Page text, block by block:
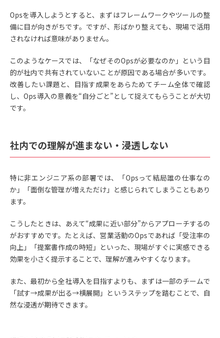
Opsを導入しようとすると、まずはフレームワークやツールの整
備に目が向きがちです。ですが、形ばかり整えても、現場で活用
されなければ意味がありません。
このようなケースでは、「なぜそのOpsが必要なのか」という目
的が社内で共有されていないことが原因である場合が多いです。
改善したい課題と、目指す成果をあらためてチーム全体で確認
し、Ops導入の意義を“自分ごと”として捉えてもらうことが大切
です。
社内での理解が進まない・浸透しない
特に非エンジニア系の部署では、「Opsって結局誰の仕事なの
か」「面倒な管理が増えただけ」と感じられてしまうこともあり
ます。
こうしたときは、あえて“成果に近い部分”からアプローチするの
がおすすめです。たとえば、営業活動のOpsであれば「受注率の
向上」「提案書作成の時短」といった、現場がすぐに実感できる
効果を小さく提示することで、理解が進みやすくなります。
また、最初から全社導入を目指すよりも、まずは一部のチームで
「試す→成果が出る→横展開」というステップを踏むことで、自
然な浸透が期待できます。